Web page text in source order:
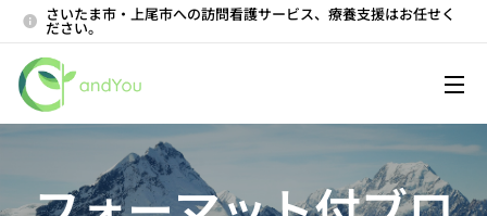
さいたま市・上尾市への訪問看護サービス、療養支援はお任せく
ださい。